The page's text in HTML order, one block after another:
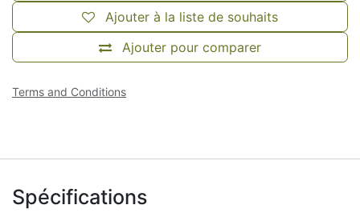
Ajouter pour comparer
Ajouter à la liste de souhaits
Terms and Conditions
Spécifications